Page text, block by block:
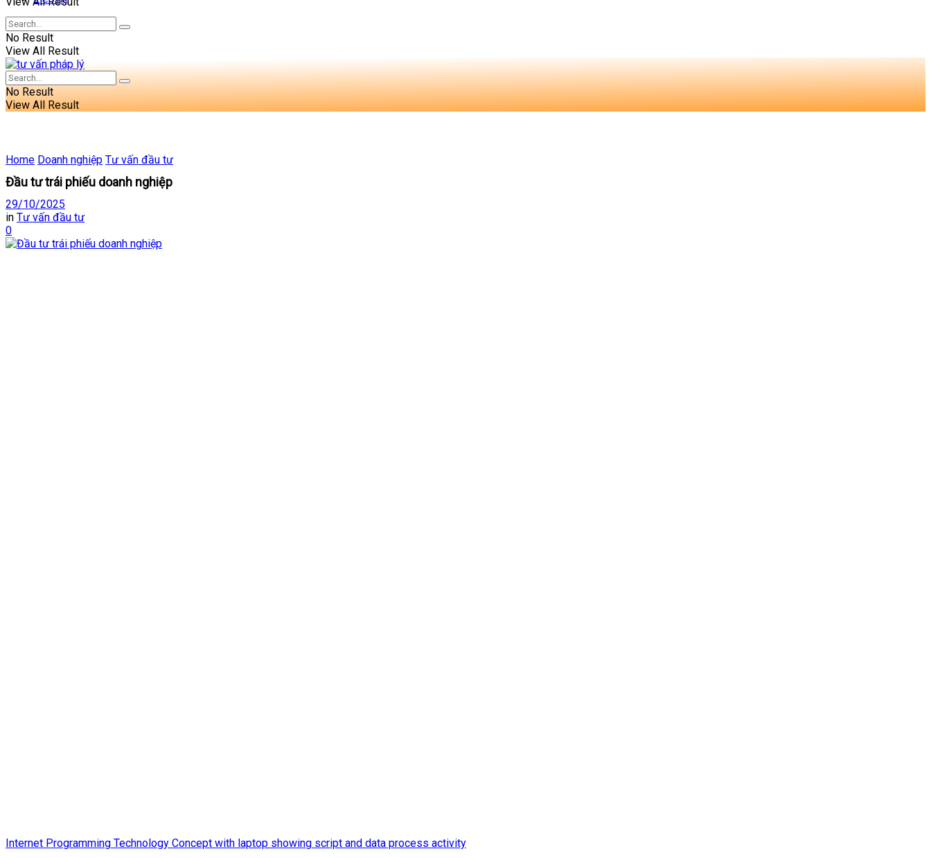
No Result
View All Result
No Result
View All Result
Home Doanh nghiệp Tư vấn đầu tư
Đầu tư trái phiếu doanh nghiệp
29/10/2025
in Tư vấn đầu tư
0
Internet Programming Technology Concept with laptop showing script and data process activity